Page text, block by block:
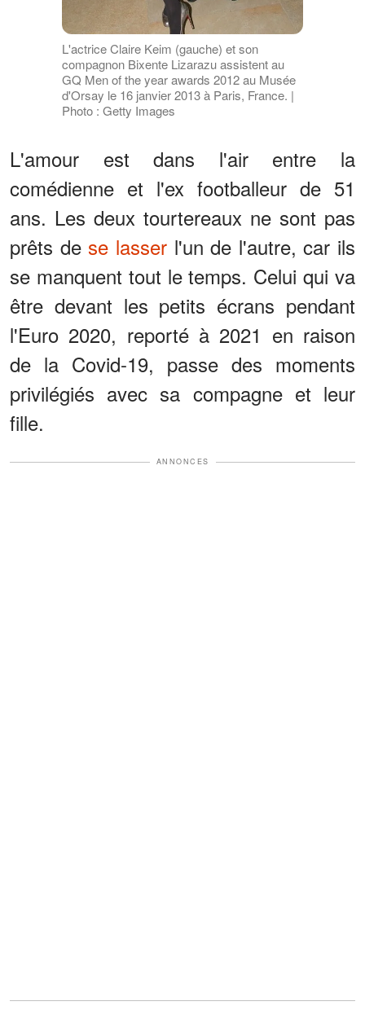
L'actrice Claire Keim (gauche) et son
compagnon Bixente Lizarazu assistent au
GQ Men of the year awards 2012 au Musée
d'Orsay le 16 janvier 2013 à Paris, France. |
Photo : Getty Images
L'amour est dans l'air entre la
comédienne et l'ex footballeur de 51
ans. Les deux tourtereaux ne sont pas
prêts de se lasserl'un de l'autre, car ils
se manquent tout le temps. Celui qui va
être devant les petits écrans pendant
l'Euro 2020, reporté à 2021 en raison
de la Covid-19, passe des moments
privilégiés avec sa compagne et leur
fille.
ANNONCES